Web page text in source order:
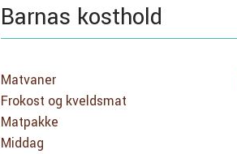
Barnas kosthold
Matvaner
Frokost og kveldsmat
Matpakke
Middag